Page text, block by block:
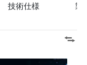
技術仕様 製